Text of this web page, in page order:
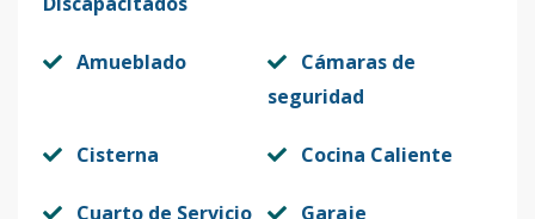
Amueblado
Cámaras de
seguridad
Cisterna Cocina Caliente
Cuarto de Servicio Garaje